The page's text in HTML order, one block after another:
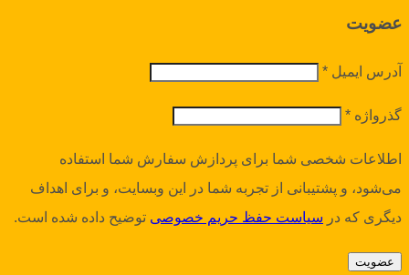
عضویت
آدرس ایمیل *
گذرواژه *
اطلاعات شخصی شما برای پردازش سفارش شما استفاده
می‌شود، و پشتیبانی از تجربه شما در این وبسایت، و برای اهداف
دیگری که در سیاست حفظ حریم خصوصی توضیح داده شده است.
عضویت